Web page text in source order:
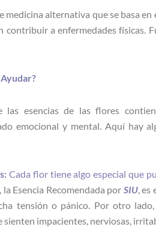
medicina alternativa que se basa
contribuir a enfermedades físicas.
las esencias de las flores
emocional y mental. Aquí hay
Cada flor tiene algo especial que
Esencia Recomendada por SIU, es
tensión o pánico. Por otro
sienten impacientes, nerviosas,